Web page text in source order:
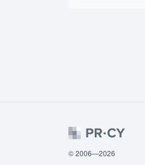
© 2006—2026